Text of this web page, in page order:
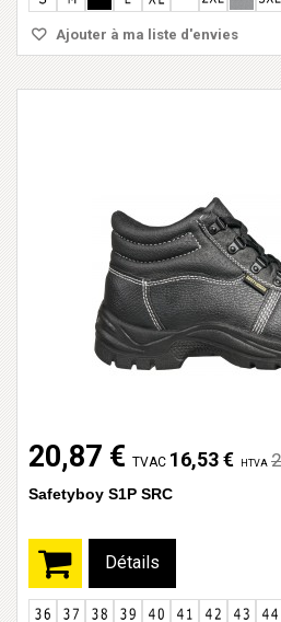
Ajouter à ma liste d'envies
20,87 € TVAC 16,53 € HTVA
Safetyboy S1P SRC
Détails